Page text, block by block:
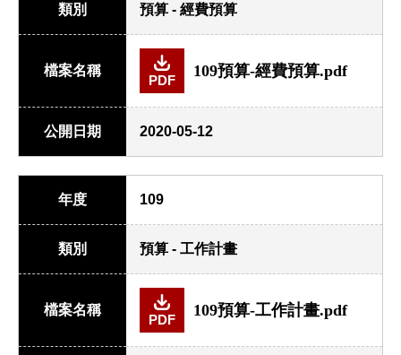
類別 預算 - 經費預算
檔案名稱
PDF
109預算-經費預算.pdf
公開日期 2020-05-12
年度 109
類別 預算 - 工作計畫
檔案名稱
PDF
109預算-工作計畫.pdf